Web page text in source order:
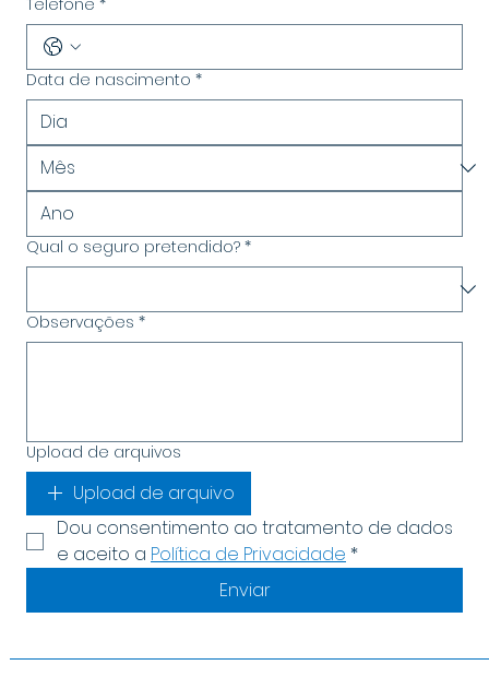
Telefone *
Data de nascimento *
Qual o seguro pretendido? *
Observações *
Upload de arquivos
Upload de arquivo
Dou consentimento ao tratamento de dados
e aceito a Política de Privacidade *
Enviar